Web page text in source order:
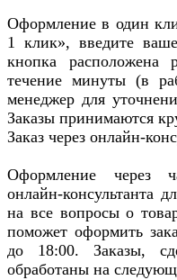
Оформление в один
1 клик», введите
кнопка
течение минуты (в
менеджер для
Заказы принимаются
Заказ через онлайн-
Оформление через
онлайн-консультанта
на все вопросы о
поможет оформить
до 18:00. Заказы,
обработаны на